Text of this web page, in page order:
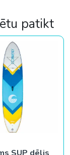
patikt
SUP dēlis